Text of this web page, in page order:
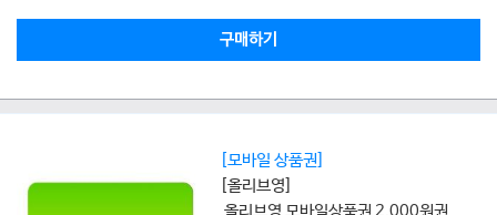
구매하기
[모바일 상품권]
[올리브영]
올리브영 모바일상품권 2,000원권